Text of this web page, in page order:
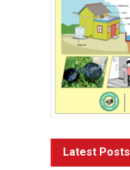
Latest Posts